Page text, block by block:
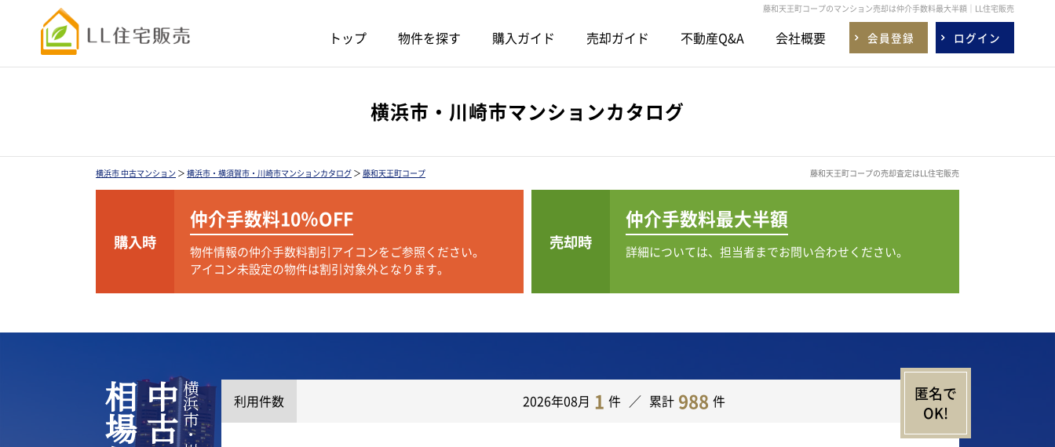
藤和天王町コープのマンション売却は仲介手数料最大半額｜LL住宅販売
トップ 物件を探す 購入ガイド 売却ガイド 不動産Q&A 会社概要 会員登録 ログイン
横浜市・川崎市マンションカタログ
横浜市 中古マンション ＞ 横浜市・横須賀市・川崎市マンションカタログ ＞ 藤和天王町コープ 藤和天王町コープの売却査定はLL住宅販売
購入時
仲介手数料10％OFF
物件情報の仲介手数料割引アイコンをご参照ください。
アイコン未設定の物件は割引対象外となります。
売却時
仲介手数料最大半額
詳細については、担当者までお問い合わせください。
利用件数 2026年08月 1 件 累計 988 件